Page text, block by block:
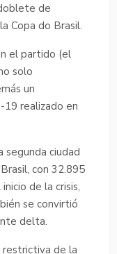
de
Copa do Brasil.
el partido (el
solo
un
realizado en
segunda ciudad
con 32.895
de la crisis,
se convirtió
delta.
restrictiva de la